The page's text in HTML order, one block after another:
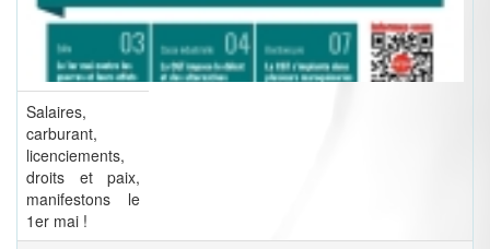
Salaires,
carburant,
licenciements,
droits et paix,
manifestons le
1er mai !